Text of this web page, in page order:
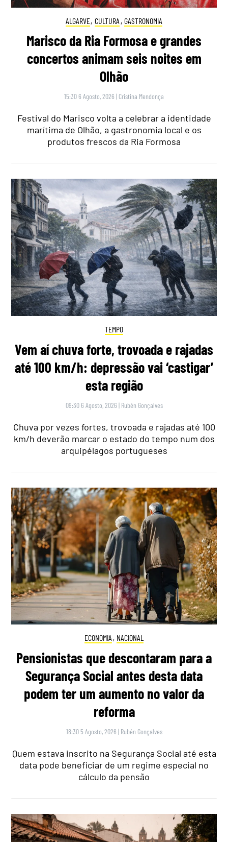
ALGARVE, CULTURA , GASTRONOMIA
Marisco da Ria Formosa e grandes
concertos animam seis noites em
Olhão
15:30 6 Agosto, 2026 | Cristina Mendonça
Festival do Marisco volta a celebrar a identidade
marítima de Olhão, a gastronomia local e os
produtos frescos da Ria Formosa
TEMPO
Vem aí chuva forte, trovoada e rajadas
até 100 km/h: depressão vai ‘castigar’
esta região
09:30 6 Agosto, 2026 | Rubén Gonçalves
Chuva por vezes fortes, trovoada e rajadas até 100
km/h deverão marcar o estado do tempo num dos
arquipélagos portugueses
ECONOMIA , NACIONAL
Pensionistas que descontaram para a
Segurança Social antes desta data
podem ter um aumento no valor da
reforma
18:30 5 Agosto, 2026 | Rubén Gonçalves
Quem estava inscrito na Segurança Social até esta
data pode beneficiar de um regime especial no
cálculo da pensão